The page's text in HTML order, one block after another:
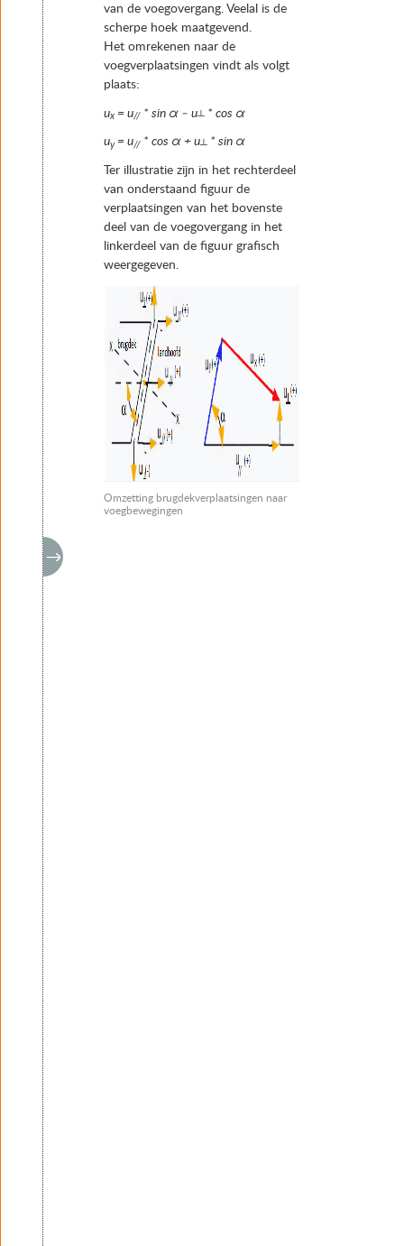
van de voegovergang. Veelal is de
scherpe hoek maatgevend.
Het omrekenen naar de
voegverplaatsingen vindt als volgt
plaats:
ux = u// * sin α – u┴ * cos α
uy= u// * cos α + u┴ * sin α
Ter illustratie zijn in het rechterdeel
van onderstaand figuur de
verplaatsingen van het bovenste
deel van de voegovergang in het
linkerdeel van de figuur grafisch
weergegeven.
Omzetting brugdekverplaatsingen naar
voegbewegingen